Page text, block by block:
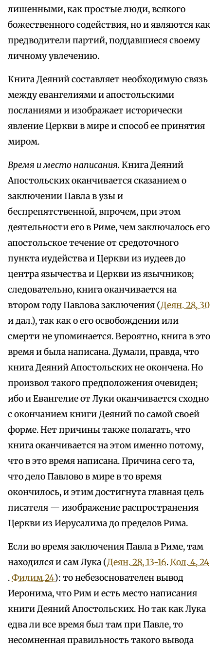
лишенными, как простые люди, всякого
божественного содействия, но и являются как
предводители партий, поддавшиеся своему
личному увлечению.
Книга Деяний составляет необходимую связь
между евангелиями и апостольскими
посланиями и изображает исторически
явление Церкви в мире и способ ее принятия
миром.
Время и место написания. Книга Деяний
Апостольских оканчивается сказанием о
заключении Павла в узы и
беспрепятственной, впрочем, при этом
деятельности его в Риме, чем заключалось его
апостольское течение от средоточного
пункта иудейства и Церкви из иудеев до
центра язычества и Церкви из язычников;
следовательно, книга оканчивается на
втором году Павлова заключения (Деян. 28, 30
и дал.), так как о его освобождении или
смерти не упоминается. Вероятно, книга в это
время и была написана. Думали, правда, что
книга Деяний Апостольских не окончена. Но
произвол такого предположения очевиден;
ибо и Евангелие от Луки оканчивается сходно
с окончанием книги Деяний по самой своей
форме. Нет причины также полагать, что
книга оканчивается на этом именно потому,
что в это время написана. Причина сего та,
что дело Павлово в мире в то время
окончилось, и этим достигнута главная цель
писателя — изображение распространения
Церкви из Иерусалима до пределов Рима.
Если во время заключения Павла в Риме, там
находился и сам Лука (Деян. 28, 13-16.Кол. 4, 24
.Филим.24): то небезоснователен вывод
Иеронима, что Рим и есть место написания
книги Деяний Апостольских. Но так как Лука
едва ли все время был там при Павле, то
несомненная правильность такого вывода